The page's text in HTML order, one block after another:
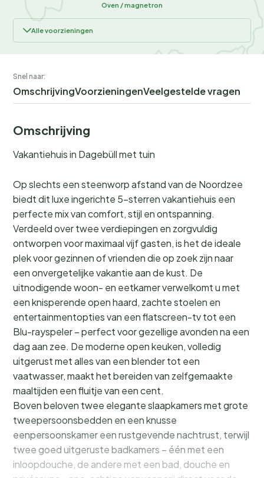
Oven / magnetron
Alle voorzieningen
Snel naar:
OmschrijvingVoorzieningenVeelgestelde vragen
Omschrijving
Vakantiehuis in Dagebüll met tuin
Op slechts een steenworp afstand van de Noordzee
biedt dit luxe ingerichte 5-sterren vakantiehuis een
perfecte mix van comfort, stijl en ontspanning.
Verdeeld over twee verdiepingen en zorgvuldig
ontworpen voor maximaal vijf gasten, is het de ideale
plek voor gezinnen of vrienden die op zoek zijn naar
een onvergetelijke vakantie aan de kust. De
uitnodigende woon- en eetkamer verwelkomt u met
een knisperende open haard, zachte stoelen en
entertainmentopties van een flatscreen-tv tot een
Blu-rayspeler – perfect voor gezellige avonden na een
dag aan zee. De moderne open keuken, volledig
uitgerust met alles van een blender tot een
vaatwasser, maakt het bereiden van zelfgemaakte
maaltijden een fluitje van een cent.
Boven beloven twee elegante slaapkamers met grote
tweepersoonsbedden en een knusse
eenpersoonskamer een rustgevende nachtrust, terwijl
twee goed uitgeruste badkamers – één met een
inloopdouche, de andere met een bad, douche en